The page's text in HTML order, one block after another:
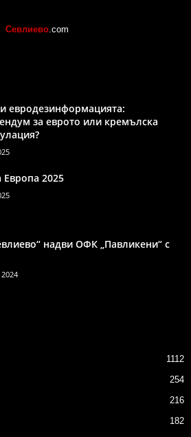
Севлиево .com
евродезинформацията:
за еврото или кремълска
Европа 2025
надви ОФК „Павликени“ с
2024
1112
254
216
182